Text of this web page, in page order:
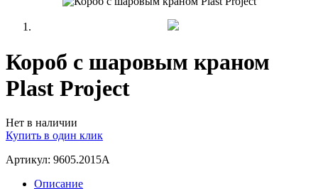
Короб с шаровым краном
Plast Project
Нет в наличии
Купить в один клик
Артикул: 9605.2015A
Описание